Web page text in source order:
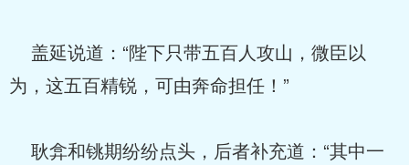
盖延说道：“陛下只带五百人攻山，微臣以
为，这五百精锐，可由奔命担任！”
耿弇和铫期纷纷点头，后者补充道：“其中一